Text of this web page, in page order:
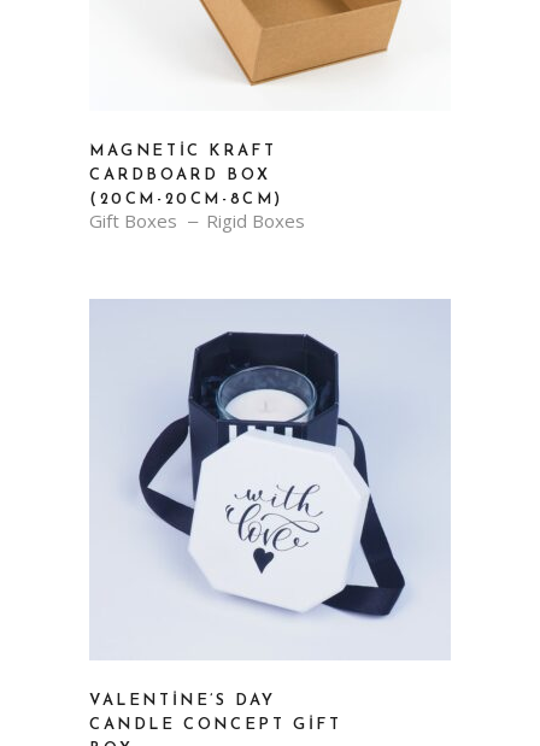
MAGNETIC KRAFT
CARDBOARD BOX
(20CM-20CM-8CM)
Gift Boxes Rigid Boxes
VALENTINE’S DAY
CANDLE CONCEPT GIFT